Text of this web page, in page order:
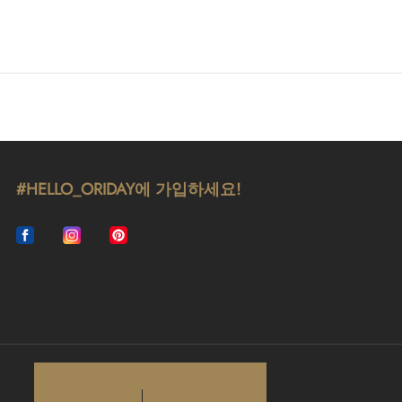
#HELLO_ORIDAY에 가입하세요!